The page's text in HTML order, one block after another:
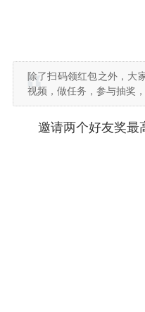
除了扫码领红包之外，大
视频，做任务，参与抽奖
邀请两个好友奖最